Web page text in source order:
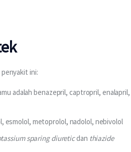
ini:
adalah benazepril, captropril, enalapril,
esmolol, metoprolol, nadolol, nebivolol
sparing diureticdan thiazide